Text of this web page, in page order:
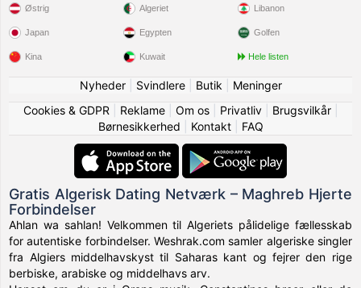
Østrig
Japan
Kina
Algeriet
Egypten
Kuwait
Libanon
Golfen
Hele listen
Nyheder| Svindlere| Butik
Meninger
Cookies & GDPR
Reklame| Om os| Privatliv| Brugsvilkår|
Børnesikkerhed
Kontakt| FAQ
Gratis Algerisk Dating Netværk – Maghreb Hjerte
Forbindelser
Ahlan wa sahlan! Velkommen til Algeriets pålidelige fællesskab
for autentiske forbindelser. Weshrak.com samler algeriske singler
fra Algiers middelhavskyst til Saharas kant og fejrer den rige
berbiske, arabiske og middelhavs arv.